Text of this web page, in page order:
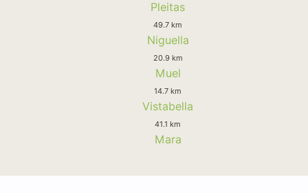
Pleitas
49.7 km
Niguella
20.9 km
Muel
14.7 km
Vistabella
41.1 km
Mara